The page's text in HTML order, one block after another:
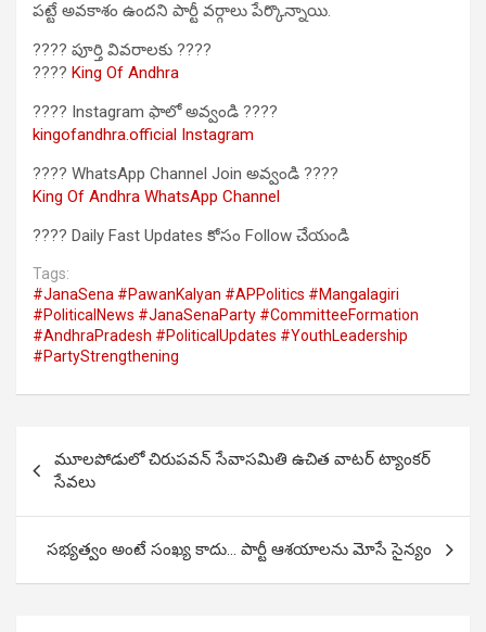
పట్టే అవకాశం ఉందని పార్టీ వర్గాలు పేర్కొన్నాయి.
???? పూర్తి వివరాలకు ????
???? King Of Andhra
???? Instagram ఫాలో అవ్వండి ????
kingofandhra.official Instagram
???? WhatsApp Channel Join అవ్వండి ????
King Of Andhra WhatsApp Channel
???? Daily Fast Updates కోసం Follow చేయండి
Tags:
#JanaSena #PawanKalyan #APPolitics #Mangalagiri
#PoliticalNews #JanaSenaParty #CommitteeFormation
#AndhraPradesh #PoliticalUpdates #YouthLeadership
#PartyStrengthening
navigation
మూలపోడులో చిరుపవన్ సేవాసమితి ఉచిత వాటర్ ట్యాంకర్
సేవలు
సభ్యత్వం అంటే సంఖ్య కాదు… పార్టీ ఆశయాలను మోసే సైన్యం